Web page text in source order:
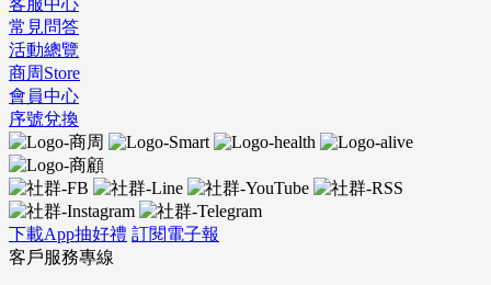
常見問答
活動總覽
商周Store
會員中心
序號兌換
下載App抽好禮 訂閱電子報
客戶服務專線